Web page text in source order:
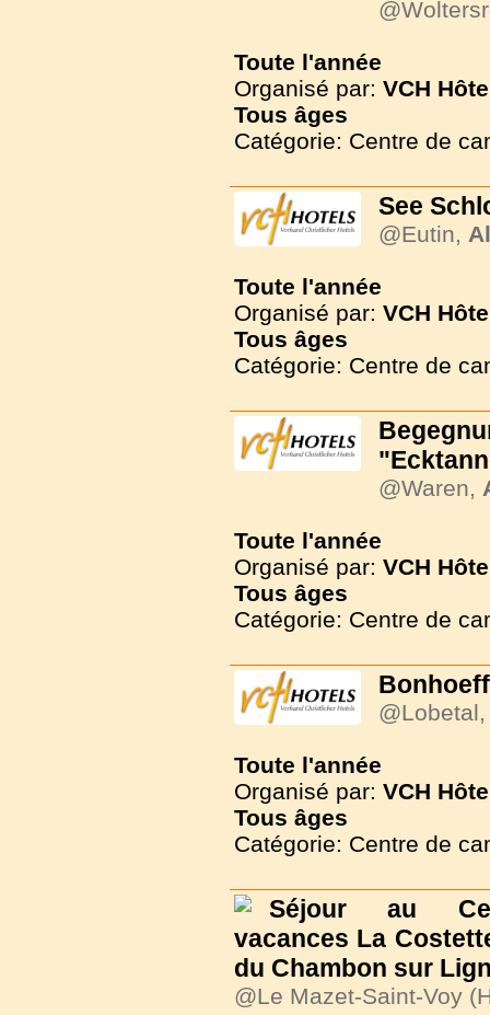
Toute l'année
Organisé par: VCH
Tous âges
Catégorie: Centre de
See
@Eutin,
Toute l'année
Organisé par: VCH
Tous âges
Catégorie: Centre de
@Waren,
Toute l'année
Organisé par: VCH
Tous âges
Catégorie: Centre de
Toute l'année
Organisé par: VCH
Tous âges
Catégorie: Centre de
Séjour au
vacances La
du Chambon sur
@Le Mazet-Saint-Voy